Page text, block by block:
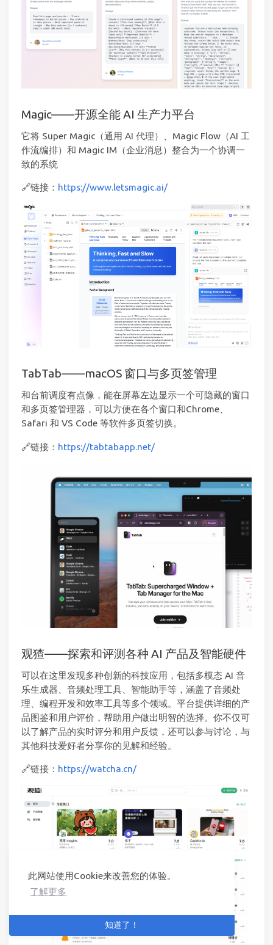
此网站使用Cookie来改善您的体验。
了解更多
知道了！
Magic——开源全能 AI 生产力平台
它将 Super Magic（通用 AI 代理）、Magic Flow（AI 工
作流编排）和 Magic IM（企业消息）整合为一个协调一
致的系统
🔗链接： https://www.letsmagic.ai/
TabTab——macOS 窗口与多页签管理
和台前调度有点像，能在屏幕左边显示一个可隐藏的窗口
和多页签管理器，可以方便在各个窗口和Chrome、
Safari 和 VS Code 等软件多页签切换。
🔗链接： https://tabtabapp.net/
观猹——探索和评测各种 AI 产品及智能硬件
可以在这里发现多种创新的科技应用，包括多模态 AI 音
乐生成器、音频处理工具、智能助手等，涵盖了音频处
理、编程开发和效率工具等多个领域。平台提供详细的产
品图鉴和用户评价，帮助用户做出明智的选择。你不仅可
以了解产品的实时评分和用户反馈，还可以参与讨论，与
其他科技爱好者分享你的见解和经验。
🔗链接： https://watcha.cn/